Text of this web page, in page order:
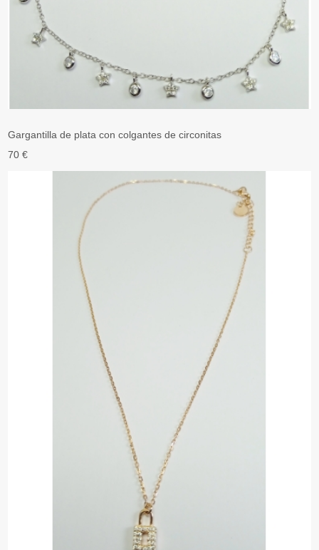
Gargantilla de plata con colgantes de circonitas
70 €